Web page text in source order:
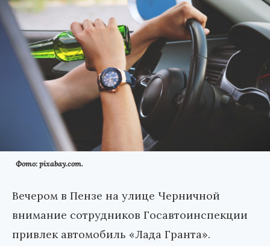
Фото: pixabay.com.
Вечером в Пензе на улице Черничной
внимание сотрудников Госавтоинспекции
привлек автомобиль «Лада Гранта».